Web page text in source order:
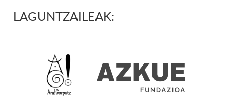
LAGUNTZAILEAK: